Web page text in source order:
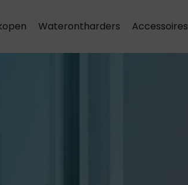
Waterontharders Accessoires